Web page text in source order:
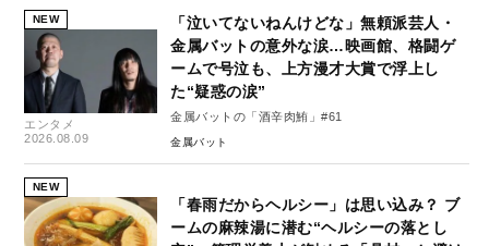
NEW
エンタメ
2026.08.09
「泣いてないねんけどな」無頼派芸人・
金属バットの意外な涙…映画館、格闘ゲ
ームで号泣も、上方漫才大賞で浮上し
た“疑惑の涙”
金属バットの「酒辛肉鮪」#61
金属バット
NEW
「春雨だからヘルシー」は思い込み？ ブ
ームの麻辣湯に潜む“ヘルシーの落とし